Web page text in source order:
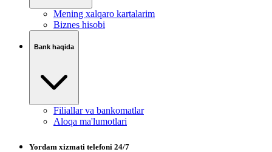
Mening xalqaro kartalarim
Biznes hisobi
Bank haqida
Filiallar va bankomatlar
Aloqa ma'lumotlari
Yordam xizmati telefoni 24/7